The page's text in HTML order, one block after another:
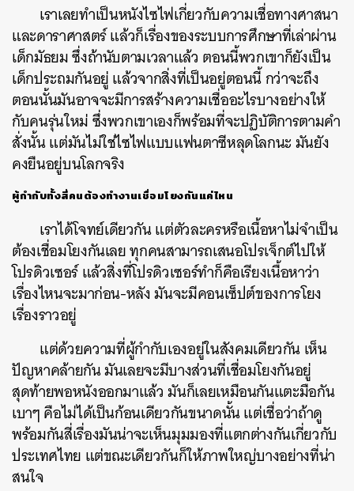
เราเลยทำเป็นหนังไซไฟเกี่ยวกับความเชื่อทางศาสนา
และดาราศาสตร์ แล้วก็เรื่องของระบบการศึกษาที่เล่าผ่าน
เด็กมัธยม ซึ่งถ้านับตามเวลาแล้ว ตอนนี้พวกเขาก็ยังเป็น
เด็กประถมกันอยู่ แล้วจากสิ่งที่เป็นอยู่ตอนนี้ กว่าจะถึง
ตอนนั้นมันอาจจะมีการสร้างความเชื่ออะไรบางอย่างให้
กับคนรุ่นใหม่ ซึ่งพวกเขาเองก็พร้อมที่จะปฏิบัติการตามคำ
สั่งนั้น แต่มันไม่ใช่ไซไฟแบบแฟนตาซีหลุดโลกนะ มันยัง
คงยืนอยู่บนโลกจริง
ผู้กำกับทั้งสี่คนต้องทำงานเชื่อมโยงกันแค่ไหน
เราได้โจทย์เดียวกัน แต่ตัวละครหรือเนื้อหาไม่จำเป็น
ต้องเชื่อมโยงกันเลย ทุกคนสามารถเสนอโปรเจ็กต์ไปให้
โปรดิวเซอร์ แล้วสิ่งที่โปรดิวเซอร์ทำก็คือเรียงเนื้อหาว่า
เรื่องไหนจะมาก่อน-หลัง มันจะมีคอนเซ็ปต์ของการโยง
เรื่องราวอยู่
แต่ด้วยความที่ผู้กำกับเองอยู่ในสังคมเดียวกัน เห็น
ปัญหาคล้ายกัน มันเลยจะมีบางส่วนที่เชื่อมโยงกันอยู่
สุดท้ายพอหนังออกมาแล้ว มันก็เลยเหมือนกันแตะมือกัน
เบาๆ คือไม่ได้เป็นก้อนเดียวกันขนาดนั้น แต่เชื่อว่าถ้าดู
พร้อมกันสี่เรื่องมันน่าจะเห็นมุมมองที่แตกต่างกันเกี่ยวกับ
ประเทศไทย แต่ขณะเดียวกันก็ให้ภาพใหญ่บางอย่างที่น่า
สนใจ